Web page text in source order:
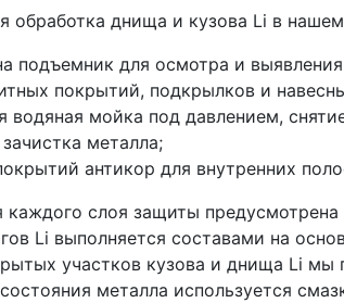
обработка днища и кузова Li в
подъемник для осмотра и
покрытий, подкрылков и
водяная мойка под давлением,
металла;
антикор для внутренних
каждого слоя защиты
Li выполняется составами на
участков кузова и днища Li
металла используется